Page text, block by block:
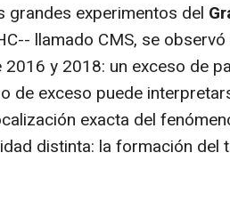
grandes experimentos del
llamado CMS, se
y 2018: un exceso de
de exceso puede
exacta del
distinta: la formación del